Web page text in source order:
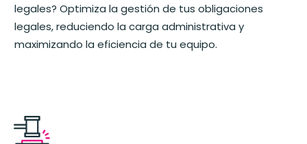
legales? Optimiza la gestión de tus obligaciones
legales, reduciendo la carga administrativa y
maximizando la eficiencia de tu equipo.